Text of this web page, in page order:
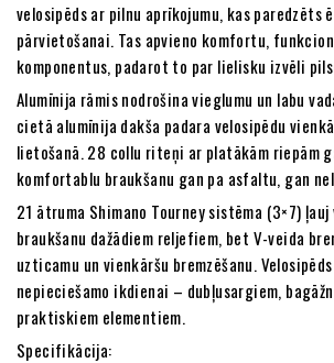
velosipēds ar pilnu aprīkojumu, kas paredzēts
pārvietošanai. Tas apvieno komfortu,
komponentus, padarot to par lielisku izvēli
Alumīnija rāmis nodrošina vieglumu un labu
cietā alumīnija dakša padara velosipēdu
lietošanā. 28 collu riteņi ar platākām riepām
komfortablu braukšanu gan pa asfaltu, gan
21 ātruma Shimano Tourney sistēma (3×7)
braukšanu dažādiem reljefiem, bet V-veida
uzticamu un vienkāršu bremzēšanu.
nepieciešamo ikdienai – dubļusargiem,
praktiskiem elementiem.
Specifikācija: